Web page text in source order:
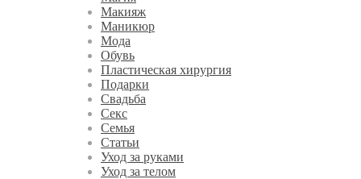
Макияж
Маникюр
Мода
Обувь
Пластическая хирургия
Подарки
Свадьба
Секс
Семья
Статьи
Уход за руками
Уход за телом